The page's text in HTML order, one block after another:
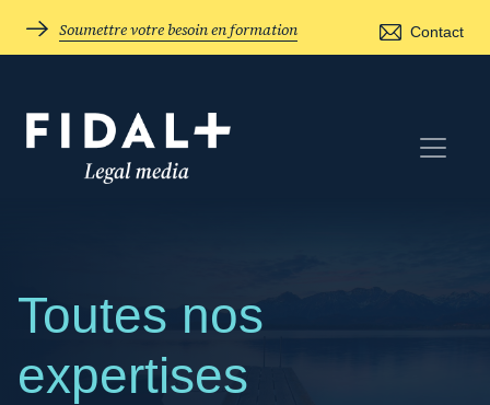
Soumettre votre besoin en formation Contact
Toutes nos
expertises